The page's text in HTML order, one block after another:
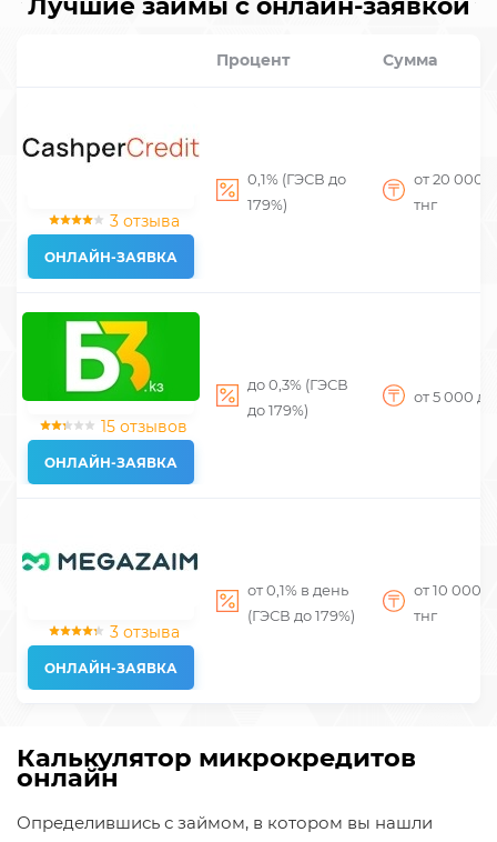
Процент Сумма
3 отзыва
ОНЛАЙН-ЗАЯВКА
0,1% (ГЭСВ до
179%)
от 20 000
тнг
15 отзывов
ОНЛАЙН-ЗАЯВКА
до 0,3% (ГЭСВ
до 179%)
от 5 000
3 отзыва
ОНЛАЙН-ЗАЯВКА
от 0,1% в день
(ГЭСВ до 179%)
от 10 000
тнг
Калькулятор микрокредитов
онлайн
Определившись с займом, в котором вы нашли